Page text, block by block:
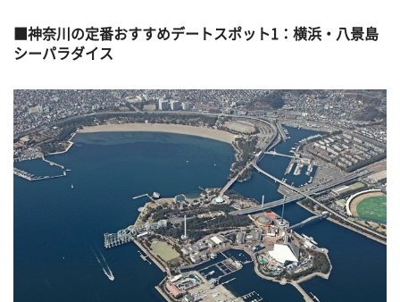
神奈川の定番おすすめデートスポット1：横浜・八景島
シーパラダイス